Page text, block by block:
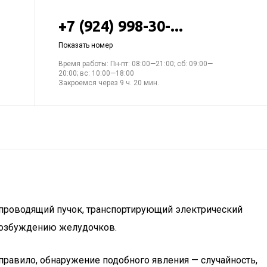
+7 (924) 998-30-...
Показать номер
Время работы: Пн-пт: 08:00—21:00; сб: 09:00—
20:00; вс: 10:00—18:00
Закроемся через 9 ч. 20 мин.
пучок, транспортирующий электрический
желудочков.
обнаружение подобного явления — случайность,